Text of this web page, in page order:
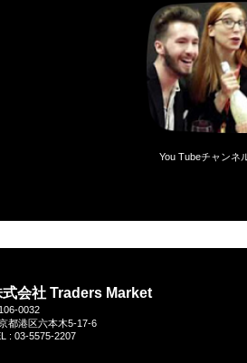
You Tubeチャンネ
式会社 Traders Market
0032
都港区六本木5-17-6
: 03-5575-2207